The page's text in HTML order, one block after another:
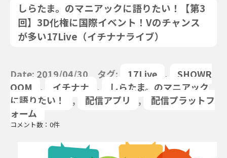
しらたま。のマニアックに語りたい！【第3
回】3D化権に国際イベント！Vのチャンス
が多い17Live（イチナナライブ）
Date: 2019/04/30 タグ: 17Live ,
SHOWR
OOM
, イチナナ ,
しらたま。のマニアック
に語りたい！
, 配信アプリ ,
配信プラットフ
ォーム
コメント数：0件